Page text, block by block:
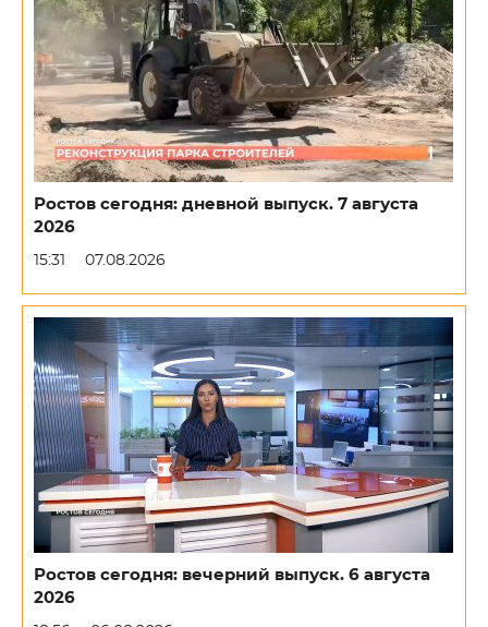
Ростов сегодня: дневной выпуск. 7 августа
2026
15:31 07.08.2026
Ростов сегодня: вечерний выпуск. 6 августа
2026